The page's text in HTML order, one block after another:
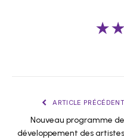
ARTICLE PRÉCÉDENT
Nouveau programme de
développement des artistes